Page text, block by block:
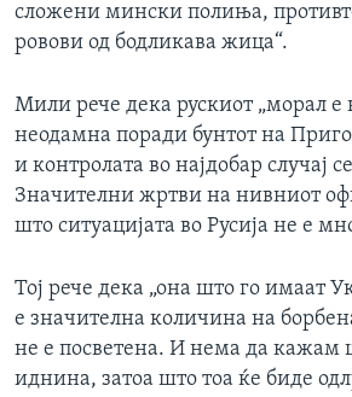
сложени мински полиња,
ровови од бодликава жица“.
Мили рече дека рускиот „морал е
неодамна поради бунтот на
и контролата во најдобар случај
Значителни жртви на нивниот
што ситуацијата во Русија не е
Тој рече дека „она што го имаат
е значителна количина на
не е посветена. И нема да кажам
иднина, затоа што тоа ќе биде